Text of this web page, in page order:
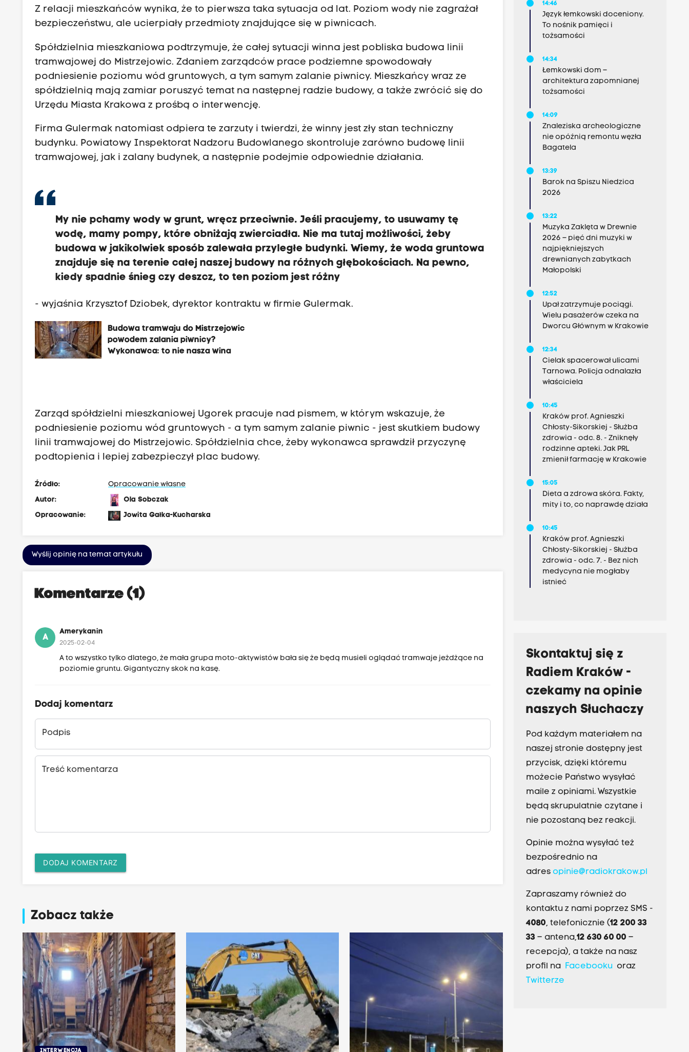
Z relacji mieszkańców wynika, że to pierwsza taka sytuacja od lat. Poziom wody nie zagrażał
bezpieczeństwu, ale ucierpiały przedmioty znajdujące się w piwnicach.
Spółdzielnia mieszkaniowa podtrzymuje, że całej sytuacji winna jest pobliska budowa linii
tramwajowej do Mistrzejowic. Zdaniem zarządców prace podziemne spowodowały
podniesienie poziomu wód gruntowych, a tym samym zalanie piwnicy. Mieszkańcy wraz ze
spółdzielnią mają zamiar poruszyć temat na następnej radzie budowy, a także zwrócić się do
Urzędu Miasta Krakowa z prośbą o interwencję.
Firma Gulermak natomiast odpiera te zarzuty i twierdzi, że winny jest zły stan techniczny
budynku. Powiatowy Inspektorat Nadzoru Budowlanego skontroluje zarówno budowę linii
tramwajowej, jak i zalany budynek, a następnie podejmie odpowiednie działania.
My nie pchamy wody w grunt, wręcz przeciwnie. Jeśli pracujemy, to usuwamy tę
wodę, mamy pompy, które obniżają zwierciadła. Nie ma tutaj możliwości, żeby
budowa w jakikolwiek sposób zalewała przyległe budynki. Wiemy, że woda gruntowa
znajduje się na terenie całej naszej budowy na różnych głębokościach. Na pewno,
kiedy spadnie śnieg czy deszcz, to ten poziom jest różny
- wyjaśnia Krzysztof Dziobek, dyrektor kontraktu w firmie Gulermak.
Budowa tramwaju do Mistrzejowic
powodem zalania piwnicy?
Wykonawca: to nie nasza wina
Zarząd spółdzielni mieszkaniowej Ugorek pracuje nad pismem, w którym wskazuje, że
podniesienie poziomu wód gruntowych - a tym samym zalanie piwnic - jest skutkiem budowy
linii tramwajowej do Mistrzejowic. Spółdzielnia chce, żeby wykonawca sprawdził przyczynę
podtopienia i lepiej zabezpieczył plac budowy.
Źródło:
Opracowanie własne
Autor:
Ola Sobczak
Opracowanie:
Jowita Gałka-Kucharska
Wyślij opinię na temat artykułu
Komentarze (1)
A
Amerykanin
2025-02-04
A to wszystko tylko dlatego, że mała grupa moto-aktywistów bała się że będą musieli oglądać tramwaje jeżdżące na
poziomie gruntu. Gigantyczny skok na kasę.
Dodaj komentarz
Podpis
Treść komentarza
DODAJ KOMENTARZ
Zobacz także
INTERWENCJA
14:46
Język łemkowski doceniony.
To nośnik pamięci i
tożsamości
14:34
Łemkowski dom –
architektura zapomnianej
tożsamości
14:09
Znaleziska archeologiczne
nie opóźnią remontu węzła
Bagatela
13:39
Barok na Spiszu Niedzica
2026
13:22
Muzyka Zaklęta w Drewnie
2026 – pięć dni muzyki w
najpiękniejszych
drewnianych zabytkach
Małopolski
12:52
Upał zatrzymuje pociągi.
Wielu pasażerów czeka na
Dworcu Głównym w Krakowie
12:34
Cielak spacerował ulicami
Tarnowa. Policja odnalazła
właściciela
10:45
Kraków prof. Agnieszki
Chłosty-Sikorskiej - Służba
zdrowia - odc. 8. - Zniknęły
rodzinne apteki. Jak PRL
zmienił farmację w Krakowie
15:05
Dieta a zdrowa skóra. Fakty,
mity i to, co naprawdę działa
10:45
Kraków prof. Agnieszki
Chłosty-Sikorskiej - Służba
zdrowia - odc. 7. - Bez nich
medycyna nie mogłaby
istnieć
Skontaktuj się z
Radiem Kraków -
czekamy na opinie
naszych Słuchaczy
Pod każdym materiałem na
naszej stronie dostępny jest
przycisk, dzięki któremu
możecie Państwo wysyłać
maile z opiniami. Wszystkie
będą skrupulatnie czytane i
nie pozostaną bez reakcji.
Opinie można wysyłać też
bezpośrednio na
adres opinie@radiokrakow.pl
Zapraszamy również do
kontaktu z nami poprzez SMS -
4080, telefonicznie (12 200 33
33– antena,12 630 60 00 –
recepcja), a także na nasz
profil na Facebookuoraz
Twitterze